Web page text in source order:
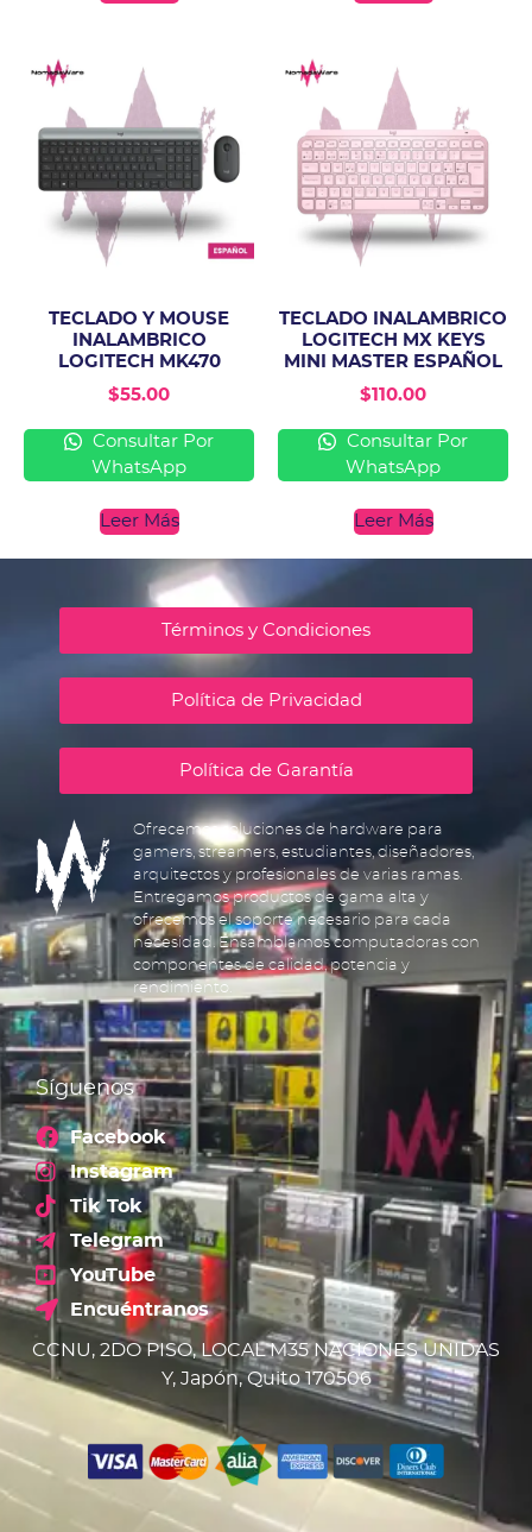
TECLADO Y MOUSE
INALAMBRICO
LOGITECH MK470
$55.00
Consultar Por
WhatsApp
Leer Más
TECLADO INALAMBRICO
LOGITECH MX KEYS
MINI MASTER ESPAÑOL
$110.00
Consultar Por
WhatsApp
Leer Más
Términos y Condiciones
Política de Privacidad
Política de Garantía
Ofrecemos soluciones de hardware para
gamers, streamers, estudiantes, diseñadores,
arquitectos y profesionales de varias ramas.
Entregamos productos de gama alta y
ofrecemos el soporte necesario para cada
necesidad. Ensamblamos computadoras con
componentes de calidad, potencia y
rendimiento.
Síguenos
Facebook
Instagram
Tik Tok
Telegram
YouTube
Encuéntranos
CCNU, 2DO PISO, LOCAL M35 NACIONES UNIDAS
Y, Japón, Quito 170506